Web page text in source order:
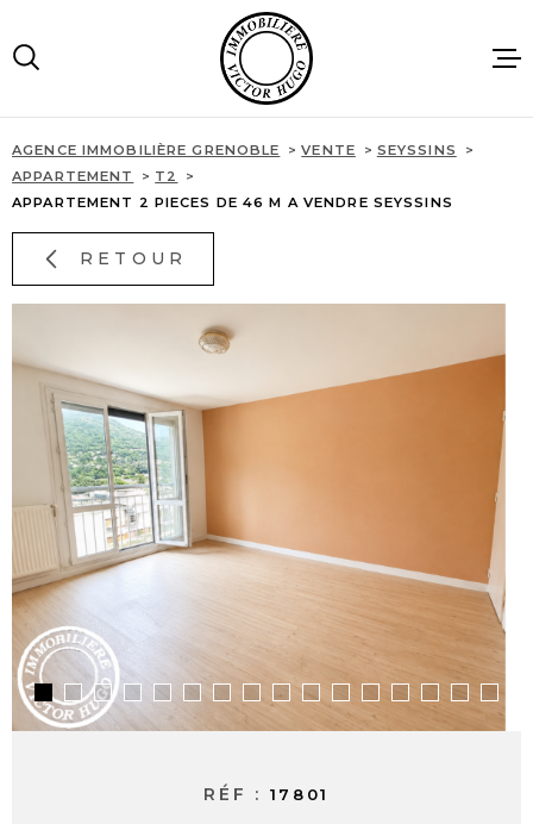
menu
contenu
ACCUEIL
ALERTE E-
CONTACT
AGENCE IMMOBILIÈRE GRENOBLE VENTE
SEYSSINS
APPARTEMENT
T2
APPARTEMENT 2 PIECES DE 46 M A VENDRE SEYSSINS
RETOUR
RÉF : 17801